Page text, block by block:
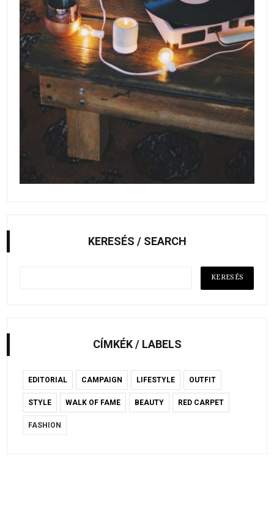
KERESÉS / SEARCH
CÍMKÉK / LABELS
EDITORIAL CAMPAIGN LIFESTYLE OUTFIT
STYLE WALK OF FAME BEAUTY RED CARPET
FASHION